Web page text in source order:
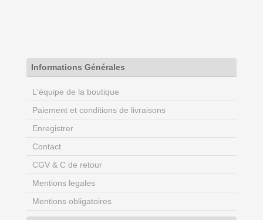
Informations Générales
L'équipe de la boutique
Paiement et conditions de livraisons
Enregistrer
Contact
CGV & C de retour
Mentions legales
Mentions obligatoires